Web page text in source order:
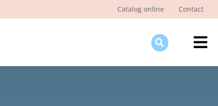
Catalog online Contact